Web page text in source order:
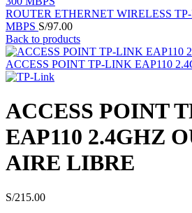
ROUTER ETHERNET WIRELESS
MBPS S/97.00
Back to products
ACCESS POINT TP-LINK EAP110
ACCESS POINT
EAP110 2.4GHZ
AIRE LIBRE
S/215.00